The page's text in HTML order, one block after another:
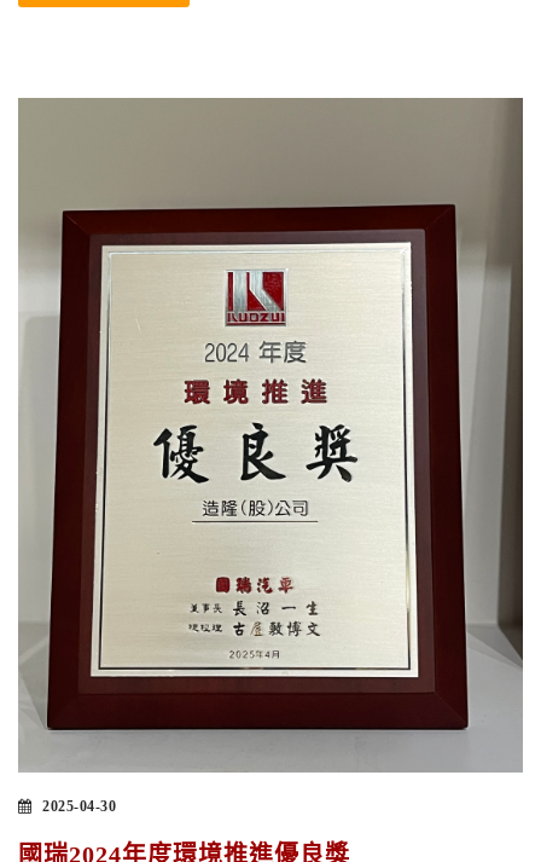
2025-04-30
國瑞2024年度環境推進優良獎